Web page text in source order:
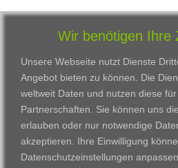
VWAK
Karriere
Standorte
Darmstadt
Wir benötigen Ihre
Unsere Webseite nutzt Dienste
Angebot bieten zu können. Die
weltweit Daten und nutzen diese
Partnerschaften. Sie können uns
erlauben oder nur notwendige
akzeptieren. Ihre Einwilligung
Datenschutzeinstellungen anpassen